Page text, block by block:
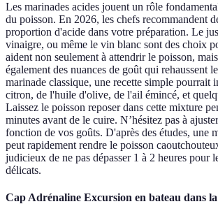
Les marinades acides jouent un rôle
du poisson. En 2026, les chefs recommandent
proportion d'acide dans votre préparation. Le
vinaigre, ou même le vin blanc sont des choix
aident non seulement à attendrir le poisson,
également des nuances de goût qui rehaussent
marinade classique, une recette simple pourrait
citron, de l'huile d'olive, de l'ail émincé, et
Laissez le poisson reposer dans cette mixture
minutes avant de le cuire. N’hésitez pas à
fonction de vos goûts. D'après des études, une
peut rapidement rendre le poisson
judicieux de ne pas dépasser 1 à 2 heures pour
délicats.
Cap Adrénaline Excursion en bateau dans